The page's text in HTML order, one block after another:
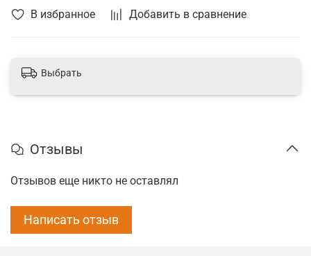
В избранное Добавить в сравнение
Выбрать
Отзывы
Отзывов еще никто не оставлял
Написать отзыв